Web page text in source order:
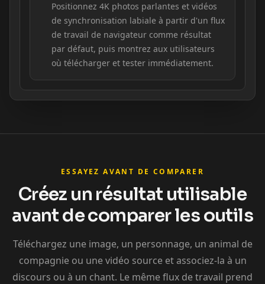
Positionnez 4K photos parlantes et vidéos
de synchronisation labiale à partir d'un flux
de travail de navigateur comme résultat
par défaut, puis montrez aux utilisateurs
où télécharger et tester immédiatement.
ESSAYEZ AVANT DE COMPARER
Créez un résultat utilisable
avant de comparer les outils
Téléchargez une image, un personnage, un animal de
compagnie ou une vidéo source et associez-la à un
discours ou à un chant. Le même flux de travail prend